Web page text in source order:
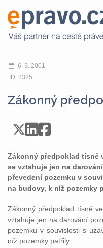
6. 3. 2001
ID: 2325
Zákonný
Zákonný předpoklad tísně
se vztahuje jen na
převedení pozemku v
na budovy, k níž pozemky
Zákonný předpoklad tísně
vztahuje jen na darování
pozemku v souvislosti s
níž pozemky patřily.